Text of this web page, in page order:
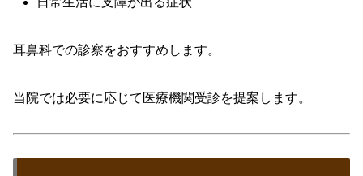
耳鼻科での診察をおすすめします。
当院では必要に応じて医療機関受診を提案します。